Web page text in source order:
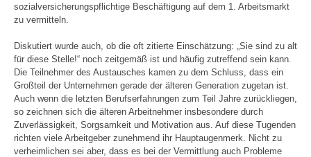
sozialversicherungspflichtige Beschäftigung auf dem 1. Arbeitsmarkt
zu vermitteln.
Diskutiert wurde auch, ob die oft zitierte Einschätzung: „Sie sind zu alt
für diese Stelle!“ noch zeitgemäß ist und häufig zutreffend sein kann.
Die Teilnehmer des Austausches kamen zu dem Schluss, dass ein
Großteil der Unternehmen gerade der älteren Generation zugetan ist.
Auch wenn die letzten Berufserfahrungen zum Teil Jahre zurückliegen,
so zeichnen sich die älteren Arbeitnehmer insbesondere durch
Zuverlässigkeit, Sorgsamkeit und Motivation aus. Auf diese Tugenden
richten viele Arbeitgeber zunehmend ihr Hauptaugenmerk. Nicht zu
verheimlichen sei aber, dass es bei der Vermittlung auch Probleme